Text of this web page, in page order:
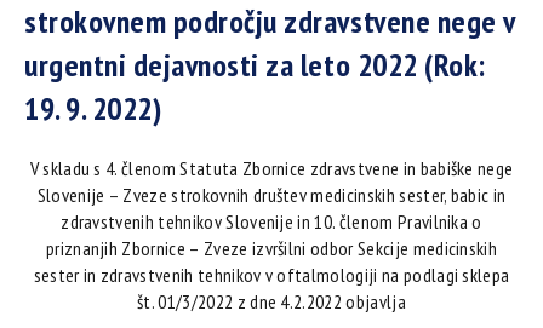
strokovnem področju zdravstvene nege v
urgentni dejavnosti za leto 2022 (Rok:
19. 9. 2022)
V skladu s 4. členom Statuta Zbornice zdravstvene in babiške nege
Slovenije – Zveze strokovnih društev medicinskih sester, babic in
zdravstvenih tehnikov Slovenije in 10. členom Pravilnika o
priznanjih Zbornice – Zveze izvršilni odbor Sekcije medicinskih
sester in zdravstvenih tehnikov v oftalmologiji na podlagi sklepa
št. 01/3/2022 z dne 4.2.2022 objavlja